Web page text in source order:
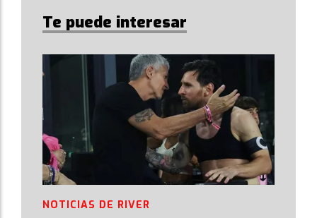
Te puede interesar
NOTICIAS DE RIVER